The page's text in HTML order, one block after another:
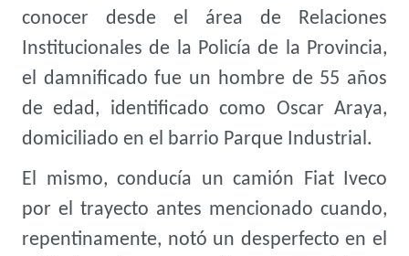
conocer desde el área de Relaciones
Institucionales de la Policía de la Provincia,
el damnificado fue un hombre de 55 años
de edad, identificado como Oscar Araya,
domiciliado en el barrio Parque Industrial.
El mismo, conducía un camión Fiat Iveco
por el trayecto antes mencionado cuando,
repentinamente, notó un desperfecto en el